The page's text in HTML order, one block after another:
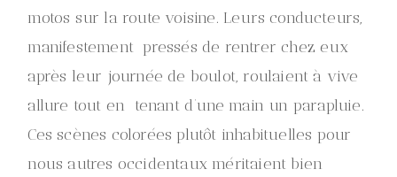
motos sur la route voisine. Leurs conducteurs,
manifestement pressés de rentrer chez eux
après leur journée de boulot, roulaient à vive
allure tout en tenant d’une main un parapluie.
Ces scènes colorées plutôt inhabituelles pour
nous autres occidentaux méritaient bien